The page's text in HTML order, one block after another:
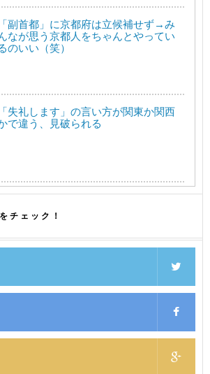
「副首都」に京都府は立候補せず→み
なが思う京都人をちゃんとやってい
のいい（笑）
「失礼します」の言い方が関東か関西
で違う、見破られる
チェック！